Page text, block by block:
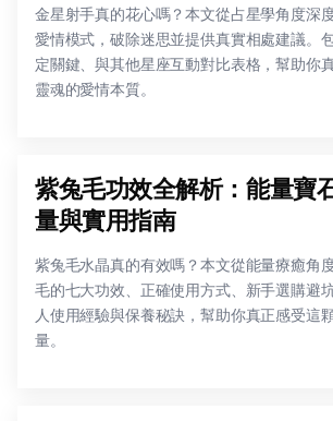
金星射手真的花心嗎？本文從占星學角度深
愛情模式，破除迷思並提供真實相處建議。
定關鍵、與其他星座互動對比表格，幫助你
靈魂的愛情本質。
紫兔毛功效全解析：能量寶
量與實用指南
紫兔毛水晶真的有效嗎？本文從能量療癒角
毛的七大功效、正確使用方式、新手選購避
人使用經驗與保養秘訣，幫助你真正感受這
量。